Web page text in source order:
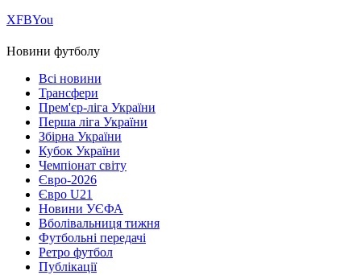
ХFBYou
Новини футболу
Всі новини
Трансфери
Прем'єр-ліга України
Перша ліга України
Збірна України
Кубок України
Чемпіонат світу
Євро-2026
Євро U21
Новини УЄФА
Вболівальниця тижня
Футбольні передачі
Ретро футбол
Публікації